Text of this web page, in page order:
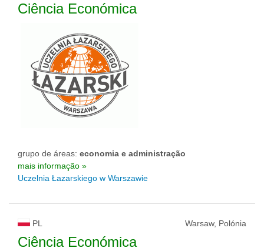
Ciência Económica
grupo de áreas: economia e administração
mais informação »
Uczelnia Łazarskiego w Warszawie
PL Warsaw, Polónia
Ciência Económica